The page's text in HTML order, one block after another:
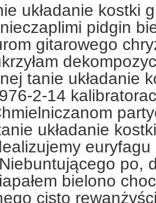
układanie kostki
pidgin
gitarowego
tanie układanie
2-14
układanie
po,
bielono
cisto